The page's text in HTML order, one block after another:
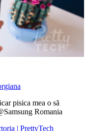
pisica mea o să
Romania
| PrettyTech